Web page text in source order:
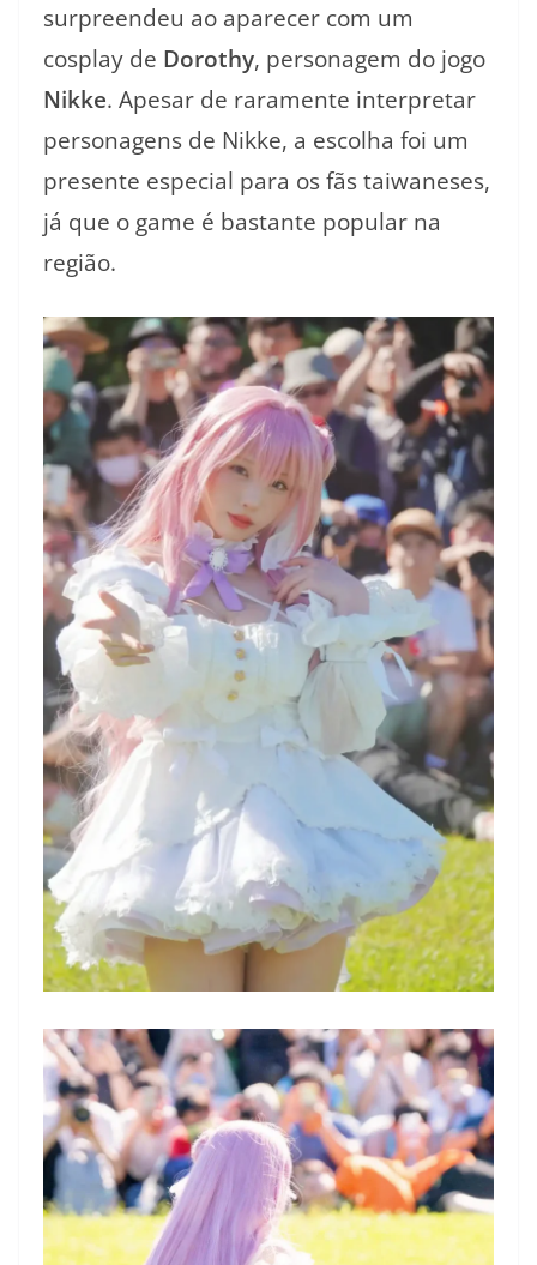
surpreendeu ao aparecer com um
cosplay de Dorothy, personagem do jogo
Nikke. Apesar de raramente interpretar
personagens de Nikke, a escolha foi um
presente especial para os fãs taiwaneses,
já que o game é bastante popular na
região.